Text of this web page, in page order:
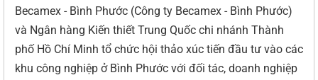
Becamex - Bình Phước (Công ty Becamex - Bình Phước)
và Ngân hàng Kiến thiết Trung Quốc chi nhánh Thành
phố Hồ Chí Minh tổ chức hội thảo xúc tiến đầu tư vào các
khu công nghiệp ở Bình Phước với đối tác, doanh nghiệp